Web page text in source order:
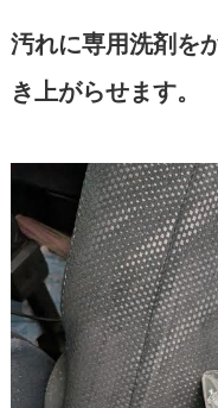
汚れに専用洗剤を
き上がらせます。